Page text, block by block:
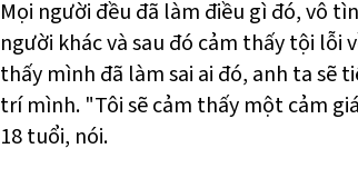
Mọi người đều đã làm điều gì đó, vô
người khác và sau đó cảm thấy tội lỗi
thấy mình đã làm sai ai đó, anh ta sẽ
trí mình. "Tôi sẽ cảm thấy một cảm
18 tuổi, nói.